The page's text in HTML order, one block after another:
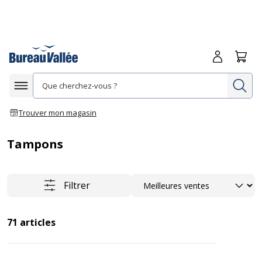
Afficher la navigation
Trouver mon magasin
Me
Tampons
Filtrer Trier
71 articles